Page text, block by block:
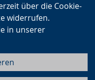
über die Cookie-
widerrufen.
in unserer